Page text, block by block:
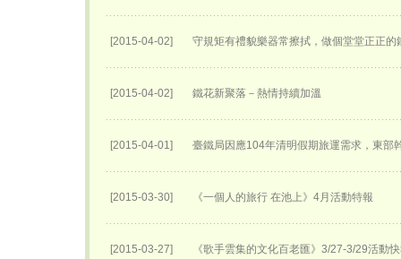
[2015-04-02] 守規矩有禮貌樂器常擦拭，做個堂堂正正的
[2015-04-02] 鐵花新聚落－熱情持續加溫
[2015-04-01] 臺鐵局因應104年清明假期旅運需求，東部
[2015-03-30] 《一個人的旅行 在池上》4月活動特報
[2015-03-27] 《歌手雲集的文化百老匯》3/27-3/29活動